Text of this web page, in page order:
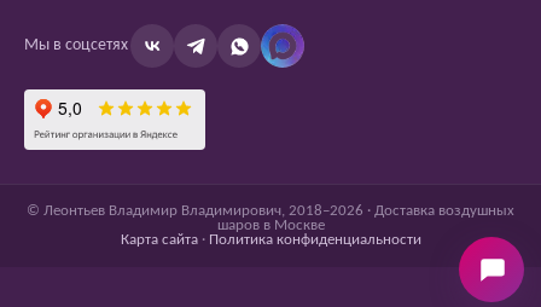
Мы в соцсетях
© Леонтьев Владимир Владимирович, 2018–2026 · Доставка воздушных
шаров в Москве
Карта сайта· Политика конфиденциальности